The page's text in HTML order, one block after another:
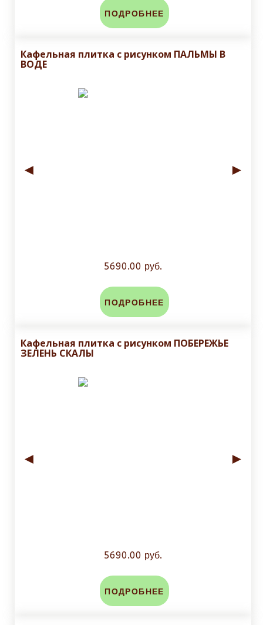
ПОДРОБНЕЕ
Кафельная плитка с рисунком ПАЛЬМЫ В
ВОДЕ
◄ ►
5690.00 руб.
ПОДРОБНЕЕ
Кафельная плитка с рисунком ПОБЕРЕЖЬЕ
ЗЕЛЕНЬ СКАЛЫ
◄ ►
5690.00 руб.
ПОДРОБНЕЕ